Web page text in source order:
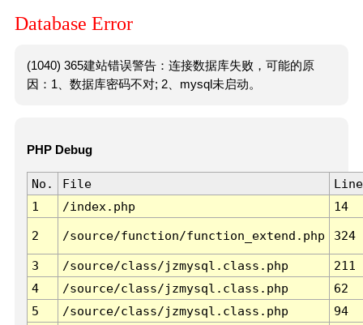
Database Error
(1040) 365建站错误警告：连接数据库失败，可能的原
因：1、数据库密码不对; 2、mysql未启动。
PHP Debug
No. File
Line
1
/index.php 14
2 /source/function/function_extend.php 324
3 /source/class/jzmysql.class.php
211
4
/source/class/jzmysql.class.php
62
5
/source/class/jzmysql.class.php
94